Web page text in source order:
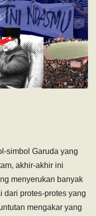
simbol Garuda yang
akhir-akhir ini
menyerukan banyak
dari protes-protes yang
mengakar yang